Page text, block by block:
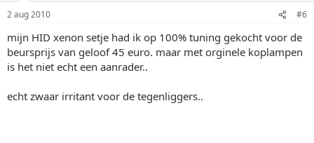
2 aug 2010 #6
mijn HID xenon setje had ik op 100% tuning gekocht voor de
beursprijs van geloof 45 euro. maar met orginele koplampen
is het niet echt een aanrader..
echt zwaar irritant voor de tegenliggers..